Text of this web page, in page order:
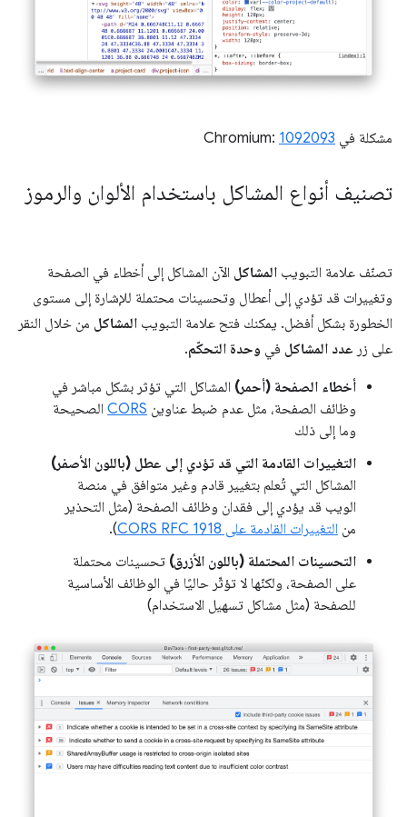
مشكلة في Chromium: 1092093
تصنيف أنواع المشاكل باستخدام الألوان والرموز
تصنّف علامة التبويب المشاكل الآن المشاكل إلى أخطاء في الصفحة
وتغييرات قد تؤدي إلى أعطال وتحسينات محتملة للإشارة إلى مستوى
الخطورة بشكل أفضل. يمكنك فتح علامة التبويب المشاكل من خلال النقر
على زر عدد المشاكل في وحدة التحكّم.
أخطاء الصفحة (أحمر) المشاكل التي تؤثر بشكل مباشر في
وظائف الصفحة، مثل عدم ضبط عناوين CORS الصحيحة
وما إلى ذلك
التغييرات القادمة التي قد تؤدي إلى عطل (باللون الأصفر)
المشاكل التي تُعلم بتغيير قادم وغير متوافق في منصة
الويب قد يؤدي إلى فقدان وظائف الصفحة (مثل التحذير
من التغييرات القادمة على CORS RFC 1918
).
التحسينات المحتملة (باللون الأزرق) تحسينات محتملة
على الصفحة، ولكنّها لا تؤثّر حاليًا في الوظائف الأساسية
للصفحة (مثل مشاكل تسهيل الاستخدام)